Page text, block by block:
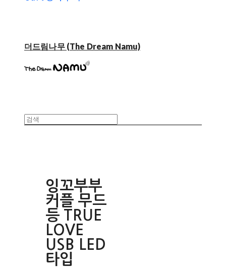
더드림나무 (The Dream Namu)
잉꼬부부
커플 무드
등 TRUE
LOVE
USB LED
타입